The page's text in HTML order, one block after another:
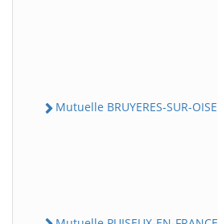
Mutuelle BRUYERES-SUR-OISE